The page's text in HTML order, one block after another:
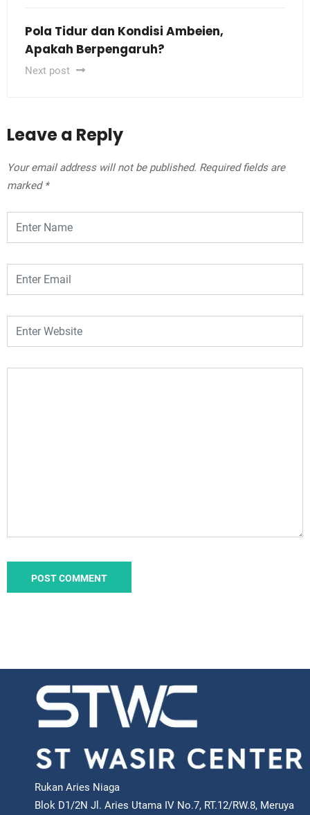
Pola Tidur dan Kondisi Ambeien,
Apakah Berpengaruh?
Next post
Leave a Reply
Your email address will not be published. Required fields are
marked *
Rukan Aries Niaga
Blok D1/2N Jl. Aries Utama IV No.7, RT.12/RW.8, Meruya